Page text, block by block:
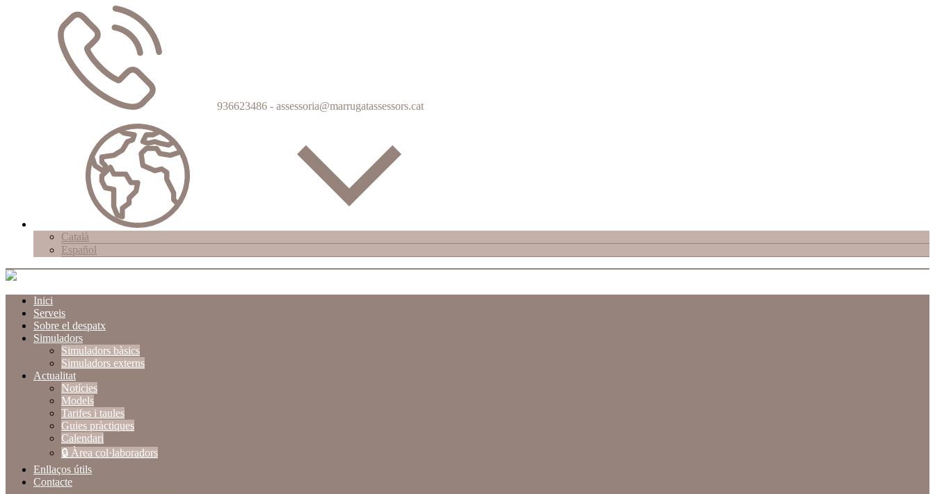
936623486 - assessoria@marrugatassessors.cat
Català
Español
Inici
Serveis
Sobre el despatx
Simuladors
Simuladors bàsics
Simuladors externs
Actualitat
Notícies
Models
Tarifes i taules
Guies pràctiques
Calendari
🔒 Àrea col·laboradors
Enllaços útils
Contacte